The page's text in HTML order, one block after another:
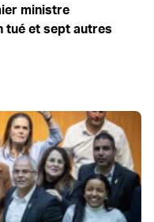
ministre
tué et sept autres